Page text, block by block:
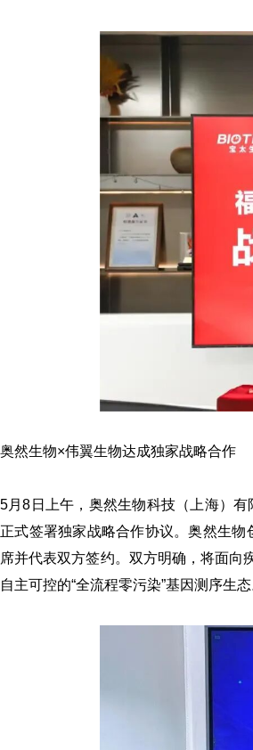
奥然生物×伟翼生物达成独家战略合作
5月8日上午，奥然生物科技（上海）有
正式签署独家战略合作协议。奥然生
席并代表双方签约。双方明确，将面向
自主可控的“全流程零污染”基因测序生态